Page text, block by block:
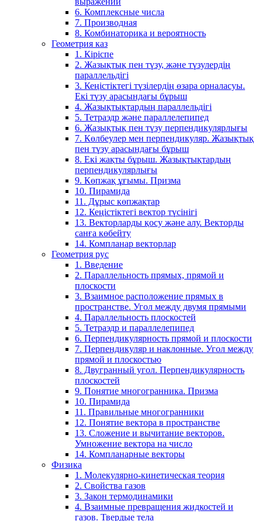
6. Комплексные числа
7. Производная
8. Комбинаторика и вероятность
Геометрия каз
1. Кіріспе
2. Жазықтық пен түзу, және түзулердің
параллельдігі
3. Кеңістіктегі түзілердің өзара орналасуы.
Екі түзу арасындағы бұрыш
4. Жазықтықтардың параллельдігі
5. Тетраэдр және параллелепипед
6. Жазықтық пен түзу перпендикулярлығы
7. Көлбеулер мен перпендикуляр. Жазықтық
пен түзу арасындағы бұрыш
8. Екі жақты бұрыш. Жазықтықтардың
перпендикулярлығы
9. Көпжақ ұғымы. Призма
10. Пирамида
11. Дұрыс көпжақтар
12. Кеңістіктегі вектор түсінігі
13. Векторларды қосу және алу. Векторды
санға көбейту
14. Компланар векторлар
Геометрия рус
1. Введение
2. Параллельность прямых, прямой и
плоскости
3. Взаимное расположение прямых в
пространстве. Угол между двумя прямыми
4. Параллельность плоскостей
5. Тетраэдр и параллелепипед
6. Перпендикулярность прямой и плоскости
7. Перпендикуляр и наклонные. Угол между
прямой и плоскостью
8. Двугранный угол. Перпендикулярность
плоскостей
9. Понятие многогранника. Призма
10. Пирамида
11. Правильные многогранники
12. Понятие вектора в пространстве
13. Сложение и вычитание векторов.
Умножение вектора на число
14. Компланарные векторы
Физика
1. Молекулярно-кинетическая теория
2. Свойства газов
3. Закон термодинамики
4. Взаимные превращения жидкостей и
газов. Твердые тела